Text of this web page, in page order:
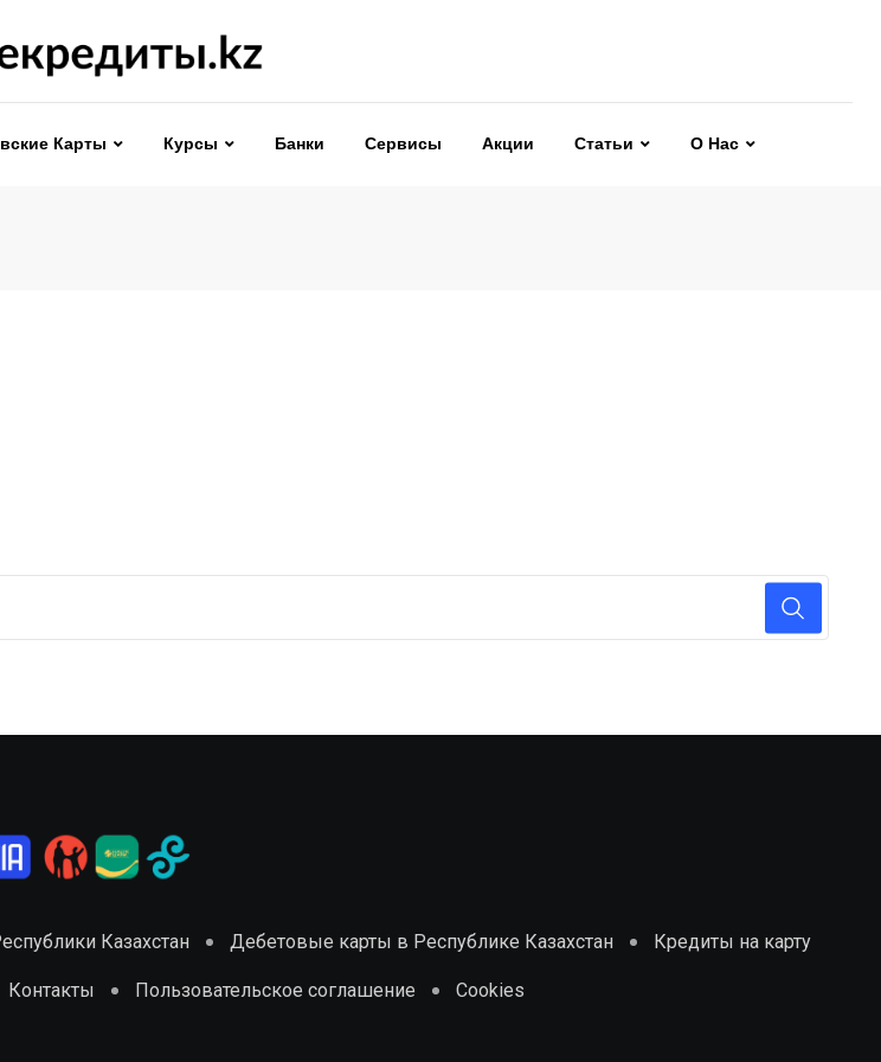
Карты Курсы Банки Сервисы Акции Статьи О Нас
Казахстан Дебетовые карты в Республике Казахстан Кредиты на карту
Контакты Пользовательское соглашение Cookies